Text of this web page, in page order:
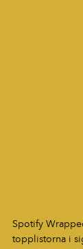
Spotify
topplistorna i